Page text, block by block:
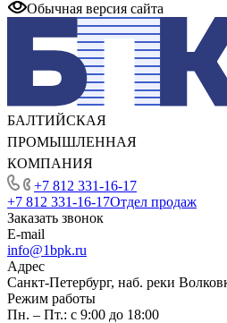
Обычная версия сайта
БАЛТИЙСКАЯ
ПРОМЫШЛЕННАЯ
КОМПАНИЯ
+7 812 331-16-17
+7 812 331-16-17Отдел продаж
Заказать звонок
E-mail
info@1bpk.ru
Адрес
Санкт-Петербург, наб. реки
Режим работы
Пн. – Пт.: с 9:00 до 18:00